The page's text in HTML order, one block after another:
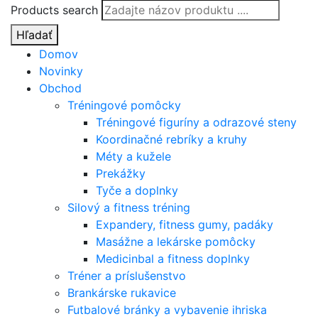
Products search
Hľadať
Domov
Novinky
Obchod
Tréningové pomôcky
Tréningové figuríny a odrazové steny
Koordinačné rebríky a kruhy
Méty a kužele
Prekážky
Tyče a doplnky
Silový a fitness tréning
Expandery, fitness gumy, padáky
Masážne a lekárske pomôcky
Medicinbal a fitness doplnky
Tréner a príslušenstvo
Brankárske rukavice
Futbalové bránky a vybavenie ihriska